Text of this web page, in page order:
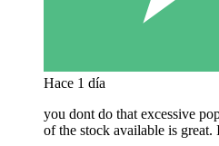
Hace 1 día
you dont do that excessive
of the stock available is